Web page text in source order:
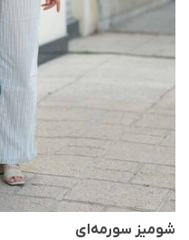
شومیز سورمه‌ای